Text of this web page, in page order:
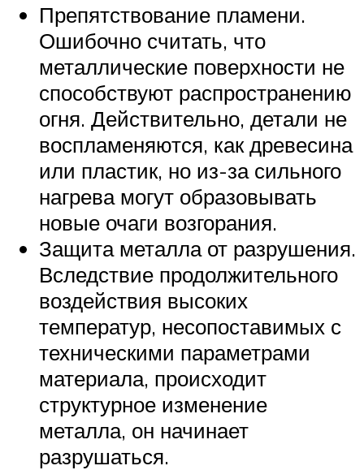
Препятствование пламени.
Ошибочно считать, что
металлические поверхности не
способствуют распространению
огня. Действительно, детали не
воспламеняются, как древесина
или пластик, но из-за сильного
нагрева могут образовывать
новые очаги возгорания.
Защита металла от разрушения.
Вследствие продолжительного
воздействия высоких
температур, несопоставимых с
техническими параметрами
материала, происходит
структурное изменение
металла, он начинает
разрушаться.